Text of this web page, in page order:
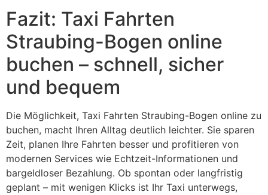
Fazit: Taxi Fahrten
Straubing-Bogen online
buchen – schnell, sicher
und bequem
Die Möglichkeit, Taxi Fahrten Straubing-Bogen online zu
buchen, macht Ihren Alltag deutlich leichter. Sie sparen
Zeit, planen Ihre Fahrten besser und profitieren von
modernen Services wie Echtzeit-Informationen und
bargeldloser Bezahlung. Ob spontan oder langfristig
geplant – mit wenigen Klicks ist Ihr Taxi unterwegs,